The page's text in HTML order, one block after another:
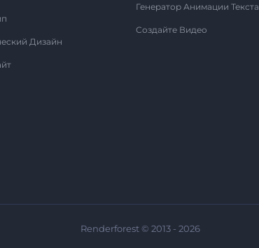
Дизайн
Генератор Анимации Текста
Создайте Видео
Renderforest © 2013 - 2026